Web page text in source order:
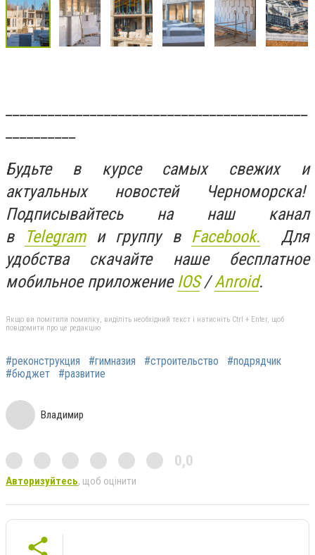
Будьте в курсе самых свежих и
актуальных новостей Черноморска!
Подписывайтесь на наш канал
в
Telegramи группу в Facebook. Для
удобства скачайте наше бесплатное
мобильное приложение IOS/Anroid.
Якщо ви помітили помилку, виділіть необхідний текст і натисніть Ctrl + Enter, щоб
повідомити про це редакцію
#реконструкция #гимназия #строительство
#подрядчик
#бюджет
#развитие
Владимир
0,0
Авторизуйтесь, щоб оцінити